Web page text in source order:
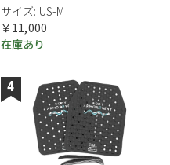
サイズ: US-M
￥11,000
在庫あり